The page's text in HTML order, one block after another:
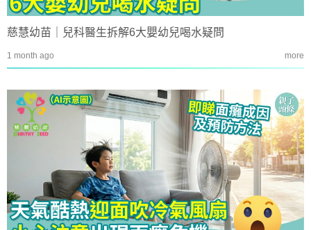
慈慧幼苗｜兒科醫生拆解6大嬰幼兒喝水疑問
1 month ago more